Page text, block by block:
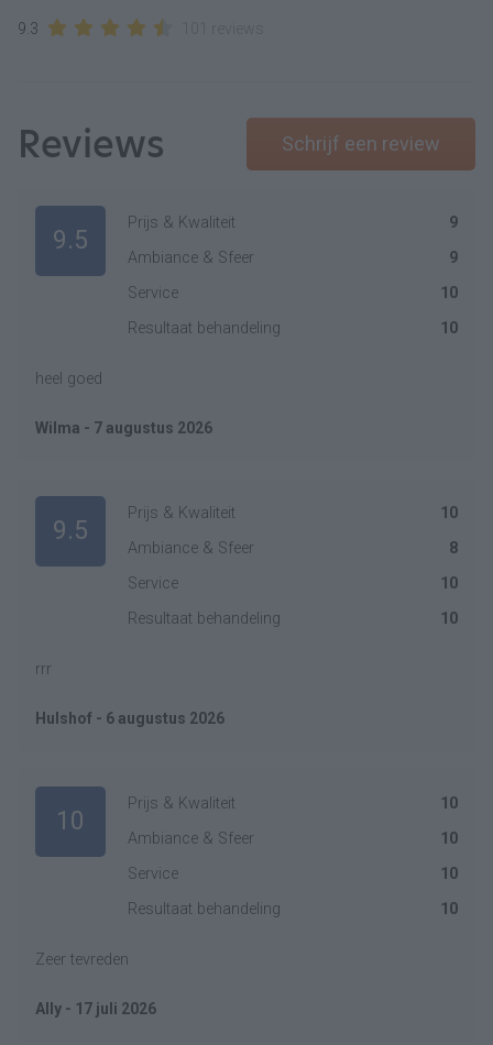
9.3
Reviews Schrijf een review
9.5
Prijs & Kwaliteit
9
Ambiance & Sfeer
9
Service
10
Resultaat behandeling
10
heel goed
Wilma - 7 augustus 2026
9.5
Prijs & Kwaliteit
10
Ambiance & Sfeer
8
Service
10
Resultaat behandeling
10
rrr
Hulshof - 6 augustus 2026
10
Prijs & Kwaliteit
10
Ambiance & Sfeer
10
Service
10
Resultaat behandeling
10
Zeer tevreden
Ally - 17 juli 2026